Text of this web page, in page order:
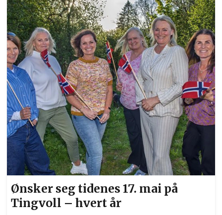
Musikkorps. Foto: Øystein Andersen
Ønsker seg tidenes 17. mai på
Tingvoll – hvert år